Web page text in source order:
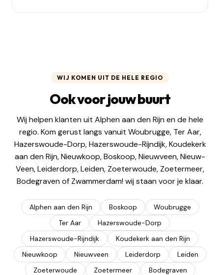
WIJ KOMEN UIT DE HELE REGIO
Ook voor jouw buurt
Wij helpen klanten uit Alphen aan den Rijn en de hele
regio. Kom gerust langs vanuit Woubrugge, Ter Aar,
Hazerswoude-Dorp, Hazerswoude-Rijndijk, Koudekerk
aan den Rijn, Nieuwkoop, Boskoop, Nieuwveen, Nieuw-
Veen, Leiderdorp, Leiden, Zoeterwoude, Zoetermeer,
Bodegraven of Zwammerdam! wij staan voor je klaar.
Alphen aan den Rijn Boskoop
Woubrugge
Ter Aar
Hazerswoude-Dorp
Hazerswoude-Rijndijk
Koudekerk aan den Rijn
Nieuwkoop
Nieuwveen Leiderdorp
Leiden
Zoeterwoude
Zoetermeer
Bodegraven